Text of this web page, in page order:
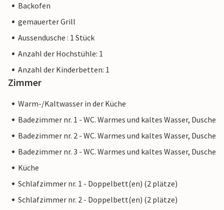
Backofen
gemauerter Grill
Aussendusche : 1 Stück
Anzahl der Hochstühle: 1
Anzahl der Kinderbetten: 1
Zimmer
Warm-/Kaltwasser in der Küche
Badezimmer nr. 1 - WC. Warmes und kaltes Wasser, Dusche
Badezimmer nr. 2 - WC. Warmes und kaltes Wasser, Dusche
Badezimmer nr. 3 - WC. Warmes und kaltes Wasser, Dusche
Küche
Schlafzimmer nr. 1 - Doppelbett(en) (2 plätze)
Schlafzimmer nr. 2 - Doppelbett(en) (2 plätze)